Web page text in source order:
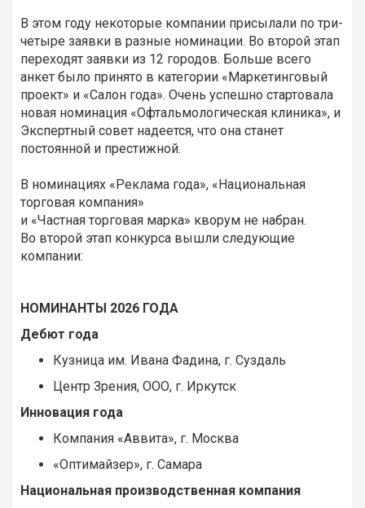
В этом году некоторые компании присылали по три-
четыре заявки в разные номинации. Во второй этап
переходят заявки из 12 городов. Больше всего
анкет было принято в категории «Маркетинговый
проект» и «Салон года». Очень успешно стартовала
новая номинация «Офтальмологическая клиника», и
Экспертный совет надеется, что она станет
постоянной и престижной.
В номинациях «Реклама года», «Национальная
торговая компания»
и «Частная торговая марка» кворум не набран.
Во второй этап конкурса вышли следующие
компании:
НОМИНАНТЫ 2026 ГОДА
Дебют года
Кузница им. Ивана Фадина, г. Суздаль
Центр Зрения, ООО, г. Иркутск
Инновация года
Компания «Аввита», г. Москва
«Оптимайзер», г. Самара
Национальная производственная компания